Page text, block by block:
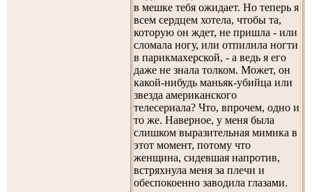
в мешке тебя ожидает. Но теперь я
всем сердцем хотела, чтобы та,
которую он ждет, не пришла - или
сломала ногу, или отпилила ногти
в парикмахерской, - а ведь я его
даже не знала толком. Может, он
какой-нибудь маньяк-убийца или
звезда американского
телесериала? Что, впрочем, одно и
то же. Наверное, у меня была
слишком выразительная мимика в
этот момент, потому что
женщина, сидевшая напротив,
встряхнула меня за плечи и
обеспокоенно заводила глазами.